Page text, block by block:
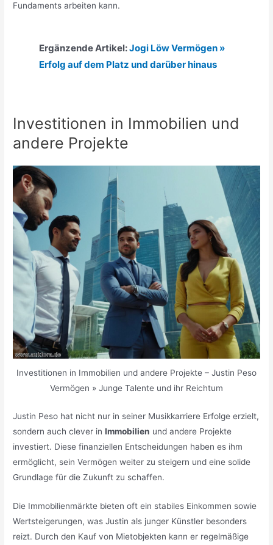
Fundaments arbeiten kann.
Ergänzende Artikel:Jogi Löw Vermögen »
Erfolg auf dem Platz und darüber hinaus
Investitionen in Immobilien und
andere Projekte
Investitionen in Immobilien und andere Projekte – Justin Peso
Vermögen » Junge Talente und ihr Reichtum
Justin Peso hat nicht nur in seiner Musikkarriere Erfolge erzielt,
sondern auch clever inImmobilien und andere Projekte
investiert. Diese finanziellen Entscheidungen haben es ihm
ermöglicht, sein Vermögen weiter zu steigern und eine solide
Grundlage für die Zukunft zu schaffen.
Die Immobilienmärkte bieten oft ein stabiles Einkommen sowie
Wertsteigerungen, was Justin als junger Künstler besonders
reizt. Durch den Kauf von Mietobjekten kann er regelmäßige